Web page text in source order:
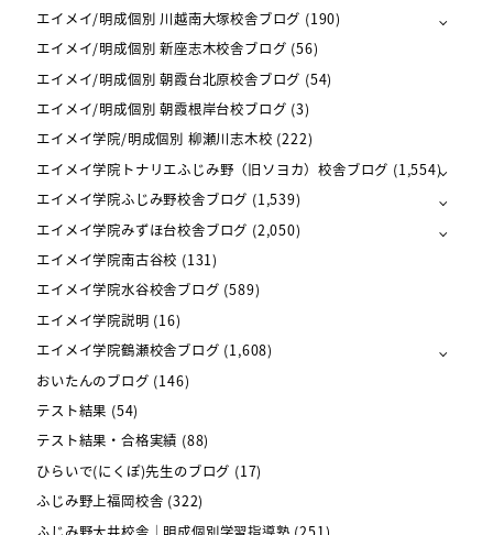
エイメイ/明成個別 川越南大塚校舎ブログ (190)
エイメイ/明成個別 新座志木校舎ブログ (56)
エイメイ/明成個別 朝霞台北原校舎ブログ (54)
エイメイ/明成個別 朝霞根岸台校ブログ (3)
エイメイ学院/明成個別 柳瀬川志木校 (222)
エイメイ学院トナリエふじみ野（旧ソヨカ）校舎ブログ (1,554)
エイメイ学院ふじみ野校舎ブログ (1,539)
エイメイ学院みずほ台校舎ブログ (2,050)
エイメイ学院南古谷校 (131)
エイメイ学院水谷校舎ブログ (589)
エイメイ学院説明 (16)
エイメイ学院鶴瀬校舎ブログ (1,608)
おいたんのブログ (146)
テスト結果 (54)
テスト結果・合格実績 (88)
ひらいで(にくぽ)先生のブログ (17)
ふじみ野上福岡校舎 (322)